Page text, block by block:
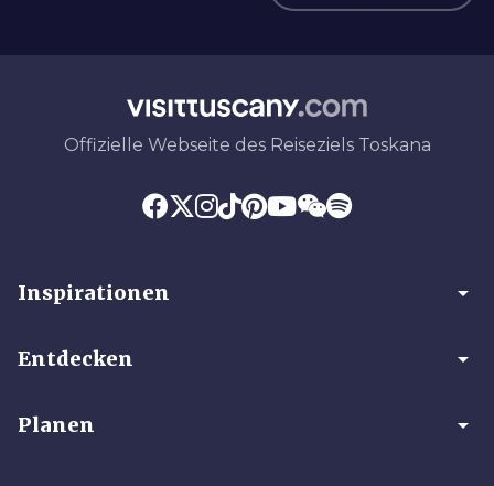
Offizielle Webseite des Reiseziels Toskana
Inspirationen arrow_drop_down
Entdecken arrow_drop_down
Planen arrow_drop_down